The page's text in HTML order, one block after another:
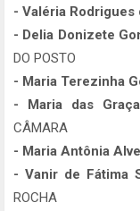
- Valéria Rodrigues
- Delia Donizete
DO POSTO
- Maria Terezinha
- Maria das
CÂMARA
- Maria Antônia
- Vanir de Fátima
ROCHA